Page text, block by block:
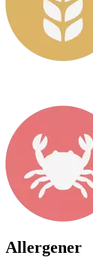
Allergener